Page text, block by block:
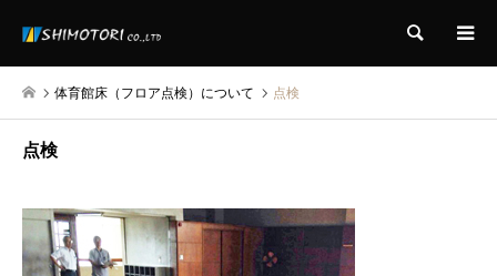
検索
体育館床（フロア点検）について 点検
点検